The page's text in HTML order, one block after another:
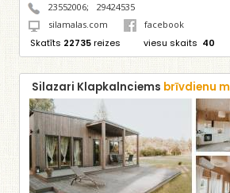
23552006;
29424535
silamalas.com
facebook
Skatīts 22735reizes viesu skaits 40
Silazari Klapkalnciems brīvdienu